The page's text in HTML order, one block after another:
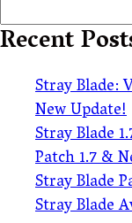
Recent
Stray Blade:
New Update!
Stray Blade
Patch 1.7 &
Stray Blade
Stray Blade